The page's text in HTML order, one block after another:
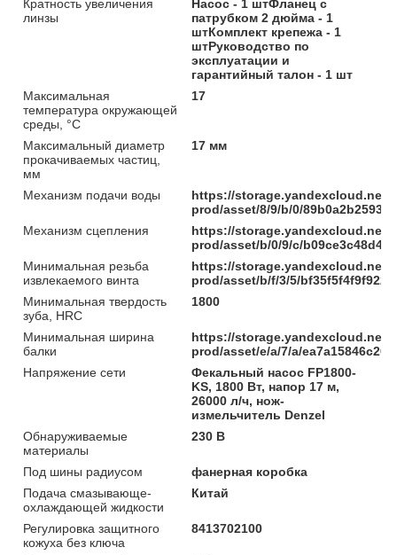
Кратность увеличения
линзы
Насос - 1 штФланец с
патрубком 2 дюйма - 1
штКомплект крепежа - 1
штРуководство по
эксплуатации и
гарантийный талон - 1 шт
Максимальная
температура окружающей
среды, °C
17
Максимальный диаметр
прокачиваемых частиц,
мм
17 мм
Механизм подачи воды
https://storage.yandexcloud.net/
prod/asset/8/9/b/0/
Механизм сцепления
https://storage.yandexcloud.net/
prod/asset/b/0/9/c/
Минимальная резьба
извлекаемого винта
https://storage.yandexcloud.net/
prod/asset/b/f/3/5/
Минимальная твердость
зуба, HRC
1800
Минимальная ширина
балки
https://storage.yandexcloud.net/
prod/asset/e/a/7/a/
Напряжение сети
Фекальный насос FP1800-
KS, 1800 Вт, напор 17 м,
26000 л/ч, нож-
измельчитель Denzel
Обнаруживаемые
материалы
230 В
Под шины радиусом
фанерная коробка
Подача смазывающе-
охлаждающей жидкости
Китай
Регулировка защитного
кожуха без ключа
8413702100